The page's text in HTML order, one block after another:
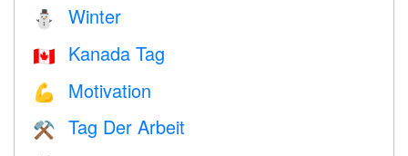
⛄ Winter
🇨🇦 Kanada Tag
💪 Motivation
⚒️ Tag Der Arbeit